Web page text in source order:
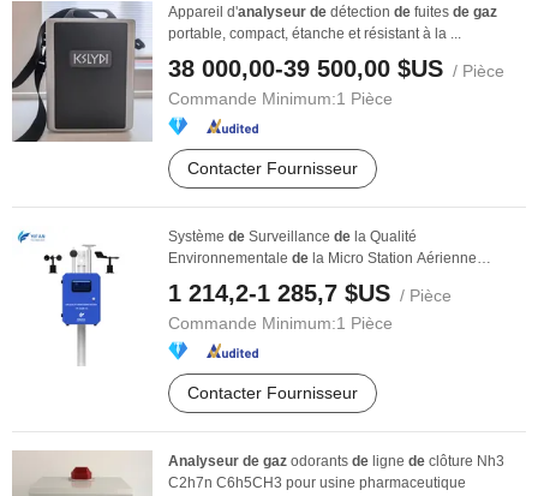
Appareil d'analyseur de détection de fuites de gaz
portable, compact, étanche et résistant à la ...
38 000,00-39 500,00 $US / Pièce
Commande Minimum:1 Pièce
Contacter Fournisseur
Système de Surveillance de la Qualité
Environnementale de la Micro Station Aérienne
1 214,2-1 285,7 $US / Pièce
Commande Minimum:1 Pièce
Contacter Fournisseur
Analyseur de gaz odorants de ligne de clôture Nh3
C2h7n C6h5CH3 pour usine pharmaceutique